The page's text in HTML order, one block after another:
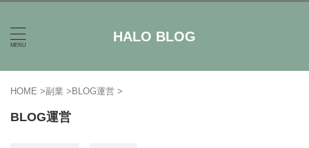
HALO BLOG
HOME >副業 > BLOG運営 >
BLOG運営